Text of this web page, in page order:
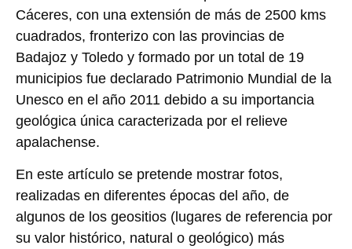
Cáceres, con una extensión de más de 2500 kms
cuadrados, fronterizo con las provincias de
Badajoz y Toledo y formado por un total de 19
municipios fue declarado Patrimonio Mundial de la
Unesco en el año 2011 debido a su importancia
geológica única caracterizada por el relieve
apalachense.
En este artículo se pretende mostrar fotos,
realizadas en diferentes épocas del año, de
algunos de los geositios (lugares de referencia por
su valor histórico, natural o geológico) más